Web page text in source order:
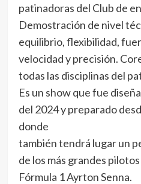
patinadoras del Club de
Demostración de nivel
equilibrio, flexibilidad,
velocidad y precisión.
todas las disciplinas del
Es un show que fue
del 2024 y preparado
donde
también tendrá lugar un
de los más grandes
Fórmula 1 Ayrton Senna.